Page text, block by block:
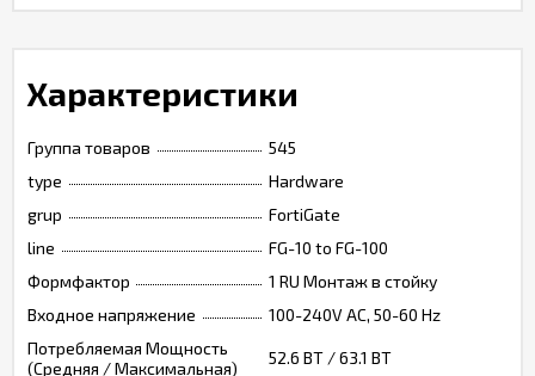
Характеристики
Группа товаров
545
type
Hardware
grup
FortiGate
line
FG-10 to FG-100
Формфактор
1 RU Монтаж в стойку
Входное напряжение
100-240V AC, 50-60 Hz
Потребляемая Мощность
(Средняя / Максимальная)
52.6 ВТ / 63.1 ВТ